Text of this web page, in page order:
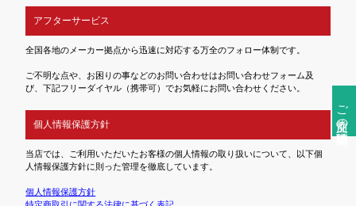
ご注文前の確認事項
アフターサービス
全国各地のメーカー拠点から迅速に対応する万全のフォロー体制です。
ご不明な点や、お困りの事などのお問い合わせはお問い合わせフォーム及
び、下記フリーダイヤル（携帯可）でお気軽にお問い合わせください。
個人情報保護方針
当店では、ご利用いただいたお客様の個人情報の取り扱いについて、以下個
人情報保護方針に則った管理を徹底しています。
個人情報保護方針